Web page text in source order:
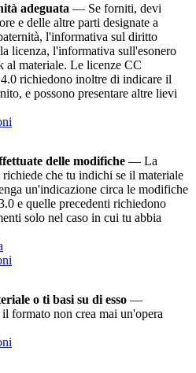
adeguata — Se forniti, devi
e delle altre parti designate a
l'informativa sul diritto
licenza, l'informativa sull'esonero
al materiale. Le licenze CC
richiedono inoltre di indicare il
e possono presentare altre lievi
delle modifiche — La
che tu indichi se il materiale
un'indicazione circa le modifiche
e quelle precedenti richiedono
solo nel caso in cui tu abbia
o ti basi su di esso —
formato non crea mai un'opera